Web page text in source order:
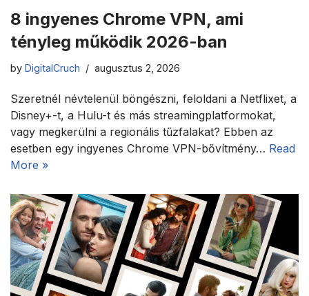
8 ingyenes Chrome VPN, ami
tényleg működik 2026-ban
by DigitalCruch augusztus 2, 2026
Szeretnél névtelenül böngészni, feloldani a Netflixet, a
Disney+-t, a Hulu-t és más streamingplatformokat,
vagy megkerülni a regionális tűzfalakat? Ebben az
esetben egy ingyenes Chrome VPN-bővítmény… Read
More »